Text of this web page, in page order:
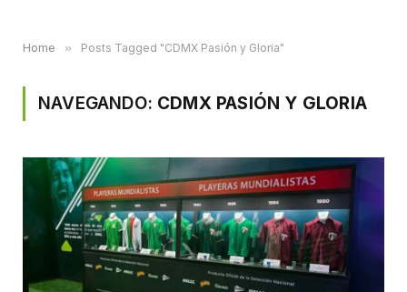
Home » Posts Tagged "CDMX Pasión y Gloria"
NAVEGANDO: CDMX PASIÓN Y GLORIA